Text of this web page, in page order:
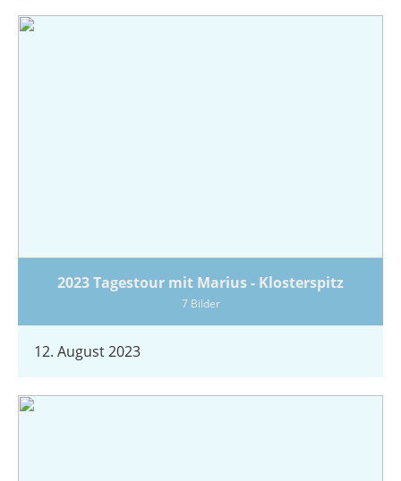
2023 Tagestour mit Marius - Klosterspitz
7 Bilder
12. August 2023